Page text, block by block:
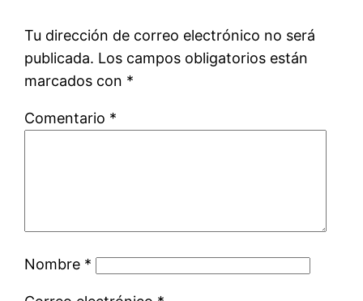
Tu dirección de correo electrónico no será
publicada. Los campos obligatorios están
marcados con *
Comentario *
Nombre *